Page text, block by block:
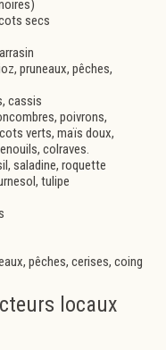
secs
pruneaux, pêches,
cassis
poivrons,
verts, maïs doux,
colraves.
saladine, roquette
tulipe
pêches, cerises, coing
locaux